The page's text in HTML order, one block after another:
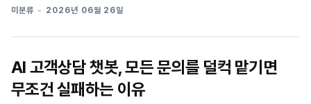
미분류 2026년 06월 26일
AI 고객상담 챗봇, 모든 문의를 덜컥 맡기면
무조건 실패하는 이유